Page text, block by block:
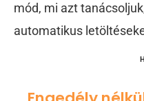
mód, mi azt
automatikus